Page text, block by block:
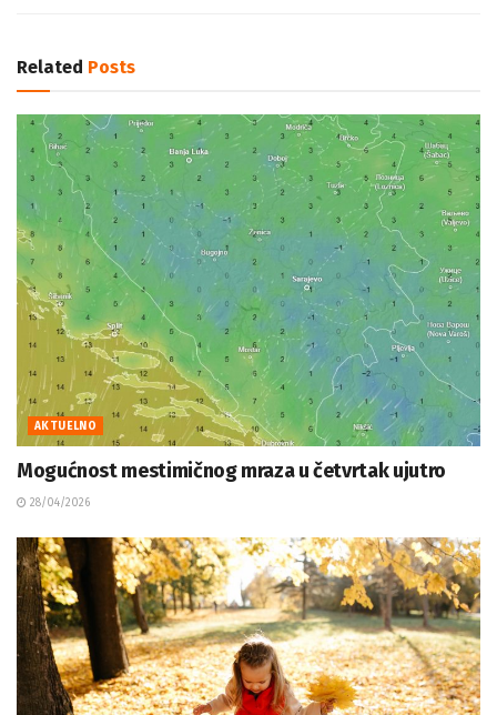
Related Posts
AKTUELNO
Mogućnost mestimičnog mraza u četvrtak ujutro
28/04/2026